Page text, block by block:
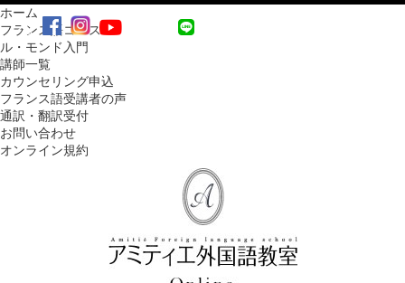
ホーム
フランス語コース
ル・モンド入門
講師一覧
カウンセリング申込
フランス語受講者の声
通訳・翻訳受付
お問い合わせ
オンライン規約